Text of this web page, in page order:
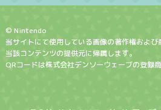
© Nintendo
当サイトにて使用している画像の著作権および
当該コンテンツの提供元に帰属します。
QRコードは株式会社デンソーウェーブの登録商